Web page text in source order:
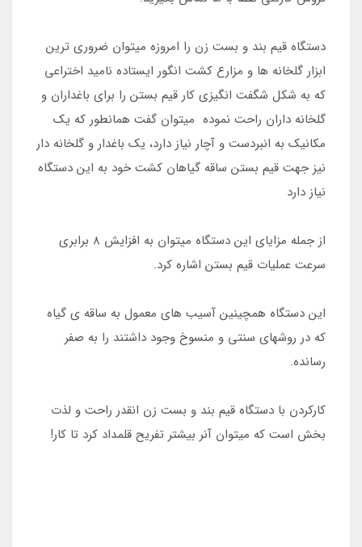
دستگاه قیم بند و بست زن را امروزه میتوان ضروری ترین
ابزار گلخانه ها و مزارع کشت انگور ایستاده نامید اختراعی
که به شکل شگفت انگیزی کار قیم بستن را برای باغداران و
گلخانه داران راحت نموده میتوان گفت همانطور که یک
مکانیک به انبردست و آچار نیاز دارد، یک باغدار و گلخانه دار
نیز جهت قیم بستن ساقه گیاهان کشت خود به این دستگاه
نیاز دارد
از جمله مزایای این دستگاه میتوان به افزایش 8 برابری
سرعت عملیات قیم بستن اشاره کرد.
این دستگاه همچینین آسیب های معمول به ساقه ی گیاه
که در روشهای سنتی و منسوخ وجود داشتند را به صفر
رسانده.
کارکردن با دستگاه قیم بند و بست زن انقدر راحت و لذت
بخش است که میتوان آنر بیشتر تفریح قلمداد کرد تا کار!